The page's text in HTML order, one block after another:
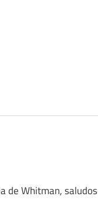
de Whitman, saludos